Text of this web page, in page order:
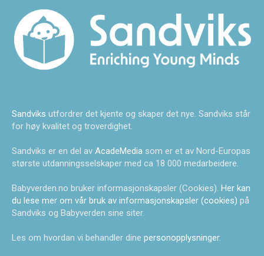
Sandviks utfordrer det kjente og skaper det nye. Sandviks står
for høy kvalitet og troverdighet.
Sandviks er en del av AcadeMedia som er et av Nord-Europas
største utdanningsselskaper med ca 18 000 medarbeidere.
Babyverden.no bruker informasjonskapsler (Cookies). Her kan
du lese mer om vår bruk av informasjonskapsler (cookies) på
Sandviks og Babyverden sine siter.
Les om hvordan vi behandler dine personopplysninger.